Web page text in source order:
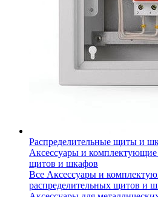
Распределительные щиты и
Аксессуары и комплектующие
щитов и шкафов
Все Аксессуары и
распределительных щитов и